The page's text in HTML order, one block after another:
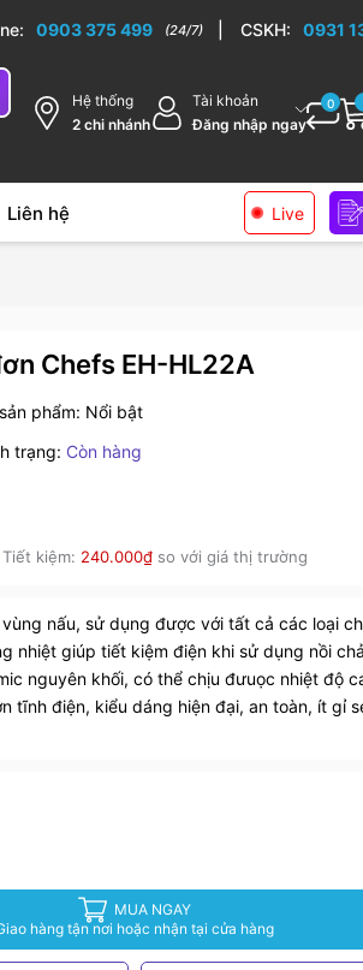
bếp cao cấp
0903 375 499 (24/7) CSKH: 0931
Hệ thống
2 chi nhánh
Tài khoản
Đăng nhập ngay
0
Liên hệ Live
Chefs EH-HL22A
phẩm: Nổi bật
trạng: Còn hàng
Tiết kiệm: 240.000₫so với giá thị trường
nấu, sử dụng được với tất cả các loại
nhiệt giúp tiết kiệm điện khi sử dụng nồi
nguyên khối, có thể chịu đưuọc nhiệt độ
tĩnh điện, kiểu dáng hiện đại, an toàn, ít gỉ
MUA NGAY
hàng tận nơi hoặc nhận tại cửa hàng